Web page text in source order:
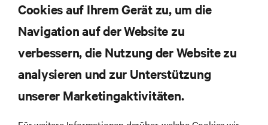
JETZT ANMELDEN
RESSOURCEN
SUPPORT
Cookies auf Ihrem Gerät zu, um die
Navigation auf der Website zu
verbessern, die Nutzung der Website zu
analysieren und zur Unterstützung
unserer Marketingaktivitäten.